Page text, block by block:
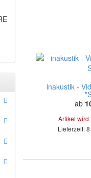
inakustik -
ab
Artikel wird
Lieferzeit: